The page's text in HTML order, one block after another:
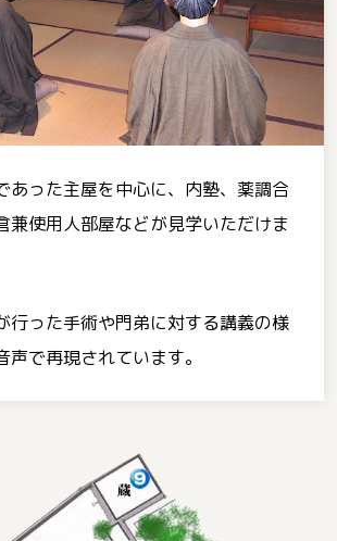
あった主屋を中心に、内塾、薬調合
兼使用人部屋などが見学いただけま
行った手術や門弟に対する講義の様
声で再現されています。